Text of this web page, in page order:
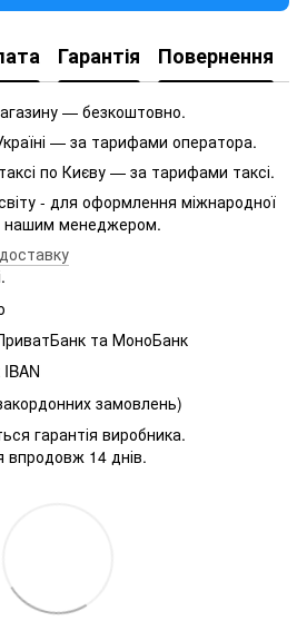
Гарантія Повернення
— безкоштовно.
— за тарифами оператора.
по Києву — за тарифами таксі.
- для оформлення міжнародної
нашим менеджером.
та МоноБанк
замовлень)
гарантія виробника.
14 днів.